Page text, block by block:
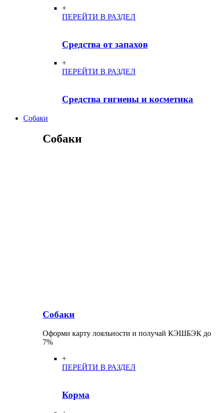
+
ПЕРЕЙТИ В РАЗДЕЛ
Средства от запахов
+
ПЕРЕЙТИ В РАЗДЕЛ
Средства гигиены и косметика
Собаки
Собаки
Собаки
Оформи карту лояльности и получай КЭШБЭК до
7%
+
ПЕРЕЙТИ В РАЗДЕЛ
Корма